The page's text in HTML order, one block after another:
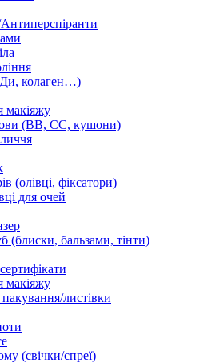
колаген…)
макіяжу
(BB, CC, кушони)
(олівці, фіксатори)
для очей
(блиски, бальзами, тінти)
макіяжу
листівки
(свічки/спреї)